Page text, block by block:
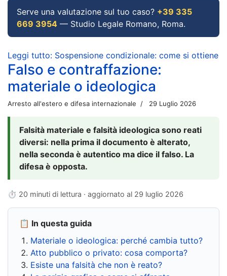
Serve una valutazione sul tuo caso? +39 335
669 3954 — Studio Legale Romano, Roma.
Leggi tutto: Sospensione condizionale: come si ottiene
Falso e contraffazione:
materiale o ideologica
Arresto all'estero e difesa internazionale 29 Luglio 2026
Falsità materiale e falsità ideologica sono reati
diversi: nella prima il documento è alterato,
nella seconda è autentico ma dice il falso. La
difesa è opposta.
⏱ 20 minuti di lettura · aggiornato al 29 luglio 2026
📋 In questa guida
Materiale o ideologica: perché cambia tutto?
Atto pubblico o privato: cosa comporta?
Esiste una falsità che non è reato?